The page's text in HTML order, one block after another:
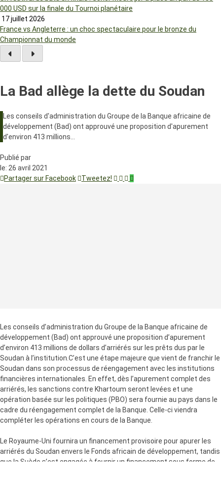
000 USD sur la finale du Tournoi planétaire
17 juillet 2026
France vs Angleterre : un choc spectaculaire pour le bronze du
Championnat du monde
La Bad allège la dette du Soudan
Les conseils d'administration du Groupe de la Banque africaine de
développement (Bad) ont approuvé une proposition d'apurement
d'environ 413 millions…
Publié par
le: 26 avril 2021
Partager sur Facebook
Tweetez!
Les conseils d’administration du Groupe de la Banque africaine de
développement (Bad) ont approuvé une proposition d’apurement
d’environ 413 millions de dollars d’arriérés sur les prêts dus par le
Soudan à l’institution.C’est une étape majeure que vient de franchir le
Soudan dans son processus de réengagement avec les institutions
financières internationales. En effet, dès l’apurement complet des
arriérés, les sanctions contre Khartoum seront levées et une
opération basée sur les politiques (PBO) sera fournie au pays dans le
cadre du réengagement complet de la Banque. Celle-ci viendra
compléter les opérations en cours de la Banque.
Le Royaume-Uni fournira un financement provisoire pour apurer les
arriérés du Soudan envers le Fonds africain de développement, tandis
que la Suède s’est engagée à fournir un financement sous forme de